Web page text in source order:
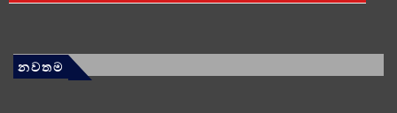
නවතම